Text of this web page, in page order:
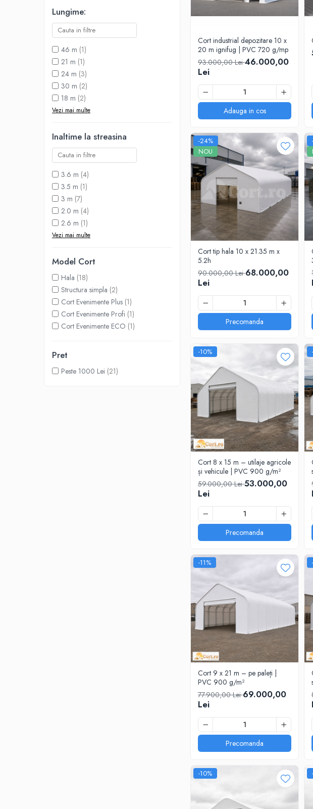
Lungime:
46 m (1)
21 m (1)
24 m (3)
30 m (2)
18 m (2)
Vezi mai multe
Inaltime la streasina
3.6 m (4)
3.5 m (1)
3 m (7)
2.0 m (4)
2.6 m (1)
Vezi mai multe
Model Cort
Hala (18)
Structura simpla (2)
Cort Evenimente Plus (1)
Cort Evenimente Profi (1)
Cort Evenimente ECO (1)
Pret
Peste 1000 Lei (21)
Cort industrial depozitare 10 x
20 m ignifug | PVC 720 g/mp
93.000,00 Lei46.000,00
Lei
Adauga in cos
-24%
NOU
Cort tip hala 10 x 21.35 m x
5.2h
90.000,00 Lei68.000,00
Lei
Precomanda
-10%
Cort 8 x 15 m – utilaje agricole
și vehicule | PVC 900 g/m²
59.000,00 Lei53.000,00
Lei
Precomanda
-11%
Cort 9 x 21 m – pe paleți |
PVC 900 g/m²
77.900,00 Lei69.000,00
Lei
Precomanda
-10%